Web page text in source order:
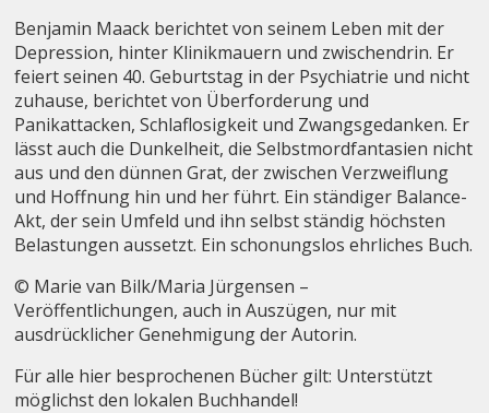
Benjamin Maack berichtet von seinem Leben mit der
Depression, hinter Klinikmauern und zwischendrin. Er
feiert seinen 40. Geburtstag in der Psychiatrie und nicht
zuhause, berichtet von Überforderung und
Panikattacken, Schlaflosigkeit und Zwangsgedanken. Er
lässt auch die Dunkelheit, die Selbstmordfantasien nicht
aus und den dünnen Grat, der zwischen Verzweiflung
und Hoffnung hin und her führt. Ein ständiger Balance-
Akt, der sein Umfeld und ihn selbst ständig höchsten
Belastungen aussetzt. Ein schonungslos ehrliches Buch.
© Marie van Bilk/Maria Jürgensen –
Veröffentlichungen, auch in Auszügen, nur mit
ausdrücklicher Genehmigung der Autorin.
Für alle hier besprochenen Bücher gilt: Unterstützt
möglichst den lokalen Buchhandel!